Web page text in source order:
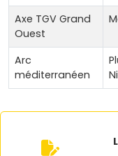
Axe TGV Grand
Ouest
Arc
méditerranéen